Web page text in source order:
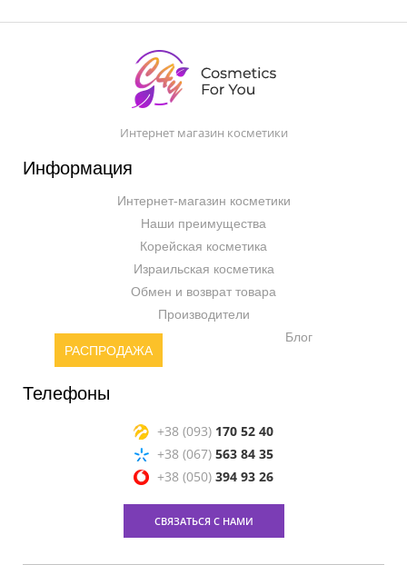
Интернет магазин косметики
Информация
Интернет-магазин косметики
Наши преимущества
Корейская косметика
Израильская косметика
Обмен и возврат товара
Производители
РАСПРОДАЖА
Блог
Телефоны
+38 (093) 170 52 40
+38 (067) 563 84 35
+38 (050) 394 93 26
СВЯЗАТЬСЯ С НАМИ